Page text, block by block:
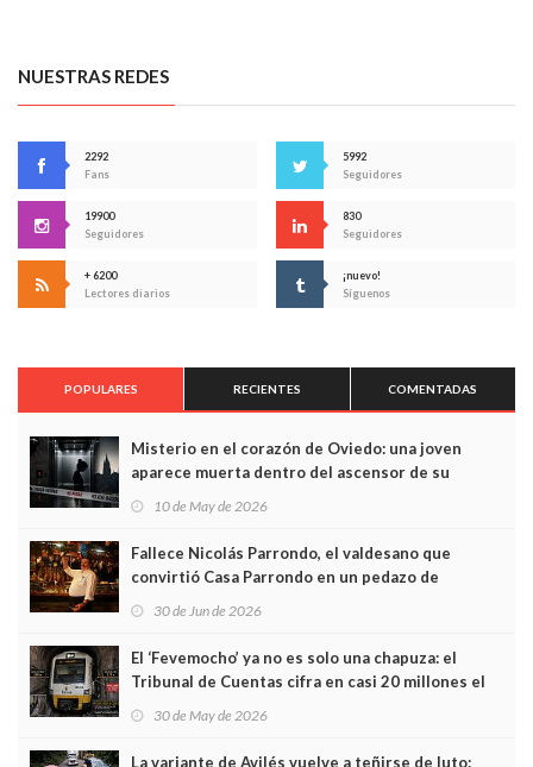
NUESTRAS REDES
2292
Fans
5992
Seguidores
19900
Seguidores
830
Seguidores
+ 6200
Lectores diarios
¡nuevo!
Síguenos
POPULARES RECIENTES COMENTADAS
Misterio en el corazón de Oviedo: una joven
aparece muerta dentro del ascensor de su
10 de May de 2026
Fallece Nicolás Parrondo, el valdesano que
convirtió Casa Parrondo en un pedazo de
30 de Jun de 2026
El ‘Fevemocho’ ya no es solo una chapuza: el
Tribunal de Cuentas cifra en casi 20 millones el
30 de May de 2026
La variante de Avilés vuelve a teñirse de luto: